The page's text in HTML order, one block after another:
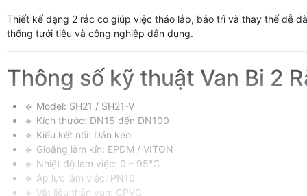
Thiết kế dạng 2 rắc co giúp việc tháo lắp, bảo trì và thay thế dễ
thống tưới tiêu và công nghiệp dân dụng.
Thông số kỹ thuật Van Bi 2
🔹 Model: SH21 / SH21-V
🔹 Kích thước: DN15 đến DN100
🔹 Kiểu kết nối: Dán keo
🔹 Gioăng làm kín: EPDM / VITON
🔹 Nhiệt độ làm việc: 0 – 95°C
🔹 Áp lực làm việc: PN10
🔹 Vật liệu thân van: CPVC